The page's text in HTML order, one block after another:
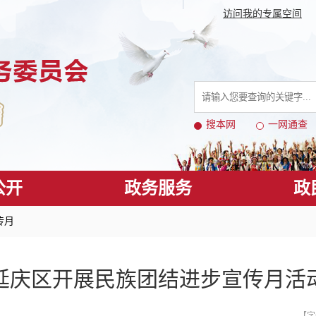
访问我的专属空间
搜本网 一网通查
开 政务服务 政
月
庆区开展民族团结进步宣传月活